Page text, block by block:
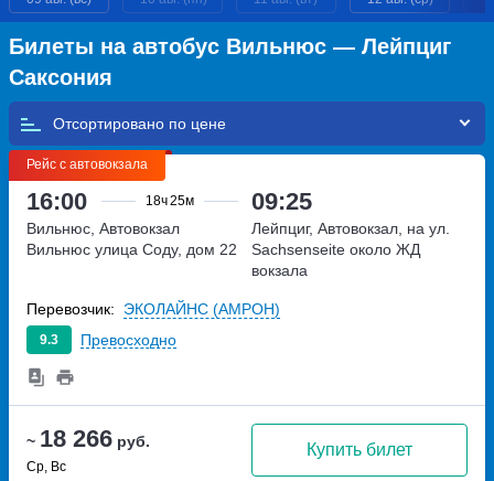
Билеты на автобус Вильнюс — Лейпциг
Саксония
Отсортировано по
Рейс с автовокзала
16:00 18ч25м 09:25
~ 18 266 руб.
Ср, Вс
Купить билет
Вильнюс, Автовокзал
Вильнюс улица Соду, дом 22
Лейпциг, Автовокзал, на ул.
Sachsenseite около ЖД
вокзала
9.3 Превосходно
Перевозчик: ЭКОЛАЙНС (АМРОН)